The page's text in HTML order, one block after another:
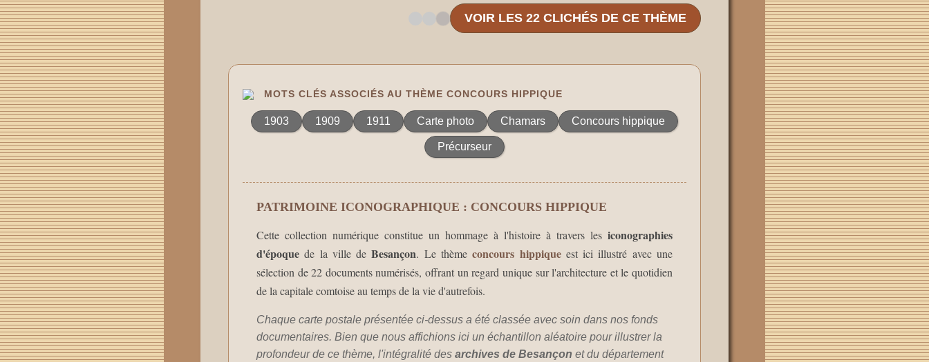
VOIR LES 22 CLICHÉS DE CE THÈME
MOTS CLÉS ASSOCIÉS AU THÈME CONCOURS HIPPIQUE
1903 1909 1911 Carte photo Chamars Concours hippique
Précurseur
PATRIMOINE ICONOGRAPHIQUE : CONCOURS HIPPIQUE
Cette collection numérique constitue un hommage à l'histoire à travers les iconographies
d'époque de la ville deBesançon. Le thèmeconcours hippiqueest ici illustré avec une
sélection de 22 documents numérisés, offrant un regard unique sur l'architecture et le quotidien
de la capitale comtoise au temps de la vie d'autrefois.
Chaque carte postale présentée ci-dessus a été classée avec soin dans nos fonds
documentaires. Bien que nous affichions ici un échantillon aléatoire pour illustrer la
profondeur de ce thème, l'intégralité des archives de Besançon et du département